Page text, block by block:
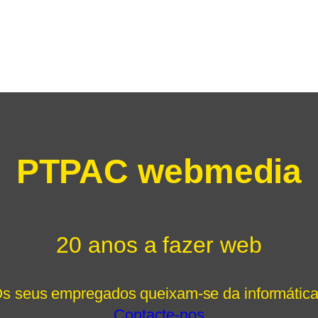
PTPAC webmedia
20 anos a fazer web
seus empregados queixam-se da